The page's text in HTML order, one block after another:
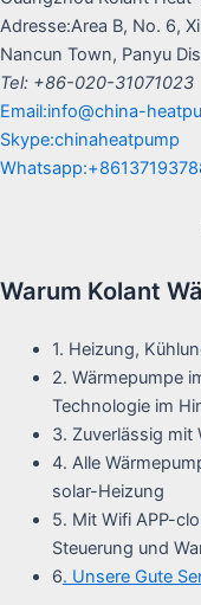
Adresse:Area B, No. 6,
Nancun Town, Panyu
Tel: +86-020-31071023
Email:info@china-
Skype:chinaheatpump
Warum Kolant
1. Heizung,
2. Wärmepumpe
Technologie im
3. Zuverlässig mit
4. Alle
solar-Heizung
5. Mit Wifi APP-
Steuerung und
6. Unsere Gute